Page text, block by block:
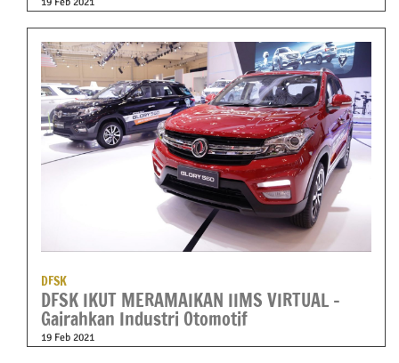
DFSK
DFSK IKUT MERAMAIKAN IIMS VIRTUAL –
Gairahkan Industri Otomotif
19 Feb 2021